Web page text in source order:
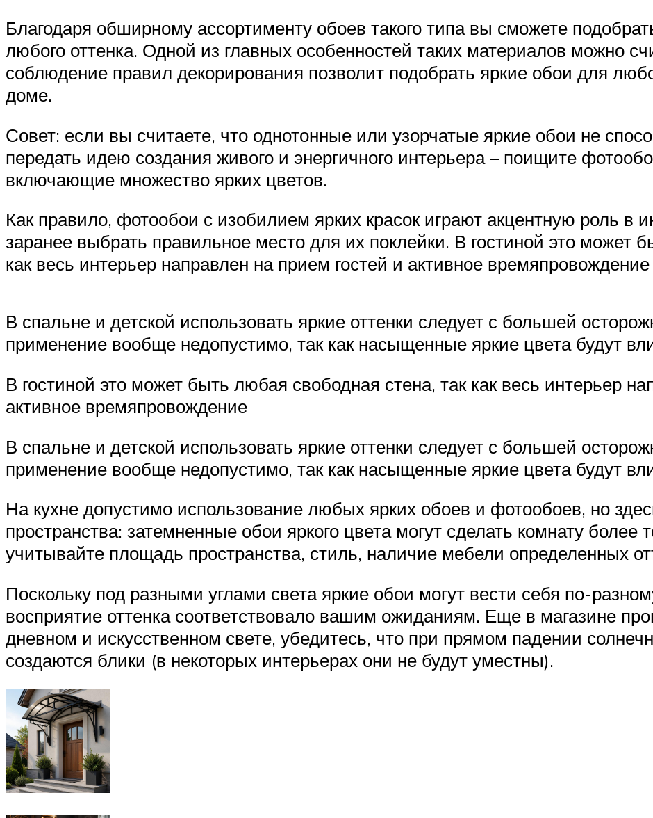
Благодаря обширному ассортименту обоев такого типа вы сможете
любого оттенка. Одной из главных особенностей таких материалов можно
соблюдение правил декорирования позволит подобрать яркие обои для
доме.
Совет: если вы считаете, что однотонные или узорчатые яркие обои не
передать идею создания живого и энергичного интерьера – поищите
включающие множество ярких цветов.
Как правило, фотообои с изобилием ярких красок играют акцентную роль в
заранее выбрать правильное место для их поклейки. В гостиной это может
как весь интерьер направлен на прием гостей и активное времяпровождение
В спальне и детской использовать яркие оттенки следует с большей
применение вообще недопустимо, так как насыщенные яркие цвета будут
В гостиной это может быть любая свободная стена, так как весь интерьер
активное времяпровождение
В спальне и детской использовать яркие оттенки следует с большей
применение вообще недопустимо, так как насыщенные яркие цвета будут
На кухне допустимо использование любых ярких обоев и фотообоев, но
пространства: затемненные обои яркого цвета могут сделать комнату более
учитывайте площадь пространства, стиль, наличие мебели определенных
Поскольку под разными углами света яркие обои могут вести себя по-
восприятие оттенка соответствовало вашим ожиданиям. Еще в магазине
дневном и искусственном свете, убедитесь, что при прямом падении
создаются блики (в некоторых интерьерах они не будут уместны).